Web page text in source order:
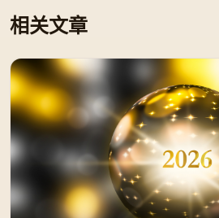
相关文章